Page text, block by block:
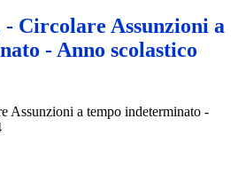
- Circolare Assunzioni a
- Anno scolastico
Assunzioni a tempo indeterminato -